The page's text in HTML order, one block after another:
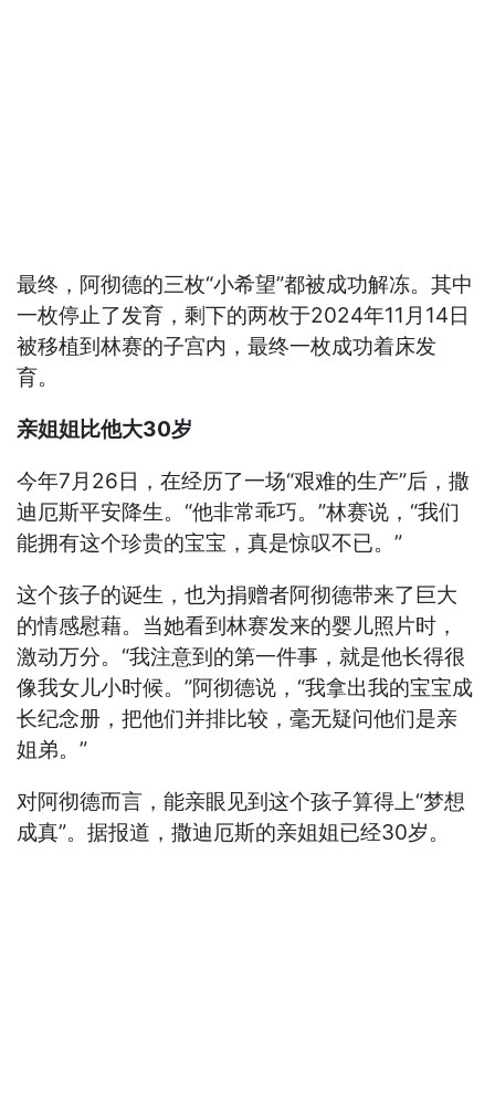
最终，阿彻德的三枚“小希望”都被成功解冻。其中
一枚停止了发育，剩下的两枚于2024年11月14日
被移植到林赛的子宫内，最终一枚成功着床发
育。
亲姐姐比他大30岁
今年7月26日，在经历了一场“艰难的生产”后，撒
迪厄斯平安降生。“他非常乖巧。”林赛说，“我们
能拥有这个珍贵的宝宝，真是惊叹不已。”
这个孩子的诞生，也为捐赠者阿彻德带来了巨大
的情感慰藉。当她看到林赛发来的婴儿照片时，
激动万分。“我注意到的第一件事，就是他长得很
像我女儿小时候。”阿彻德说，“我拿出我的宝宝成
长纪念册，把他们并排比较，毫无疑问他们是亲
姐弟。”
对阿彻德而言，能亲眼见到这个孩子算得上“梦想
成真”。据报道，撒迪厄斯的亲姐姐已经30岁。